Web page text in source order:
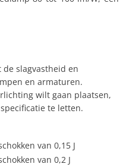
de slagvastheid en
en armaturen.
wilt gaan plaatsen,
te letten.
van 0,15 J
van 0,2 J